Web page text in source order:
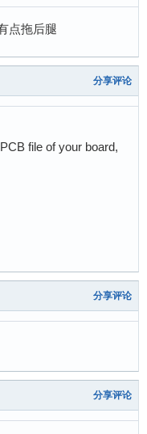
点拖后腿
分享评论
file of your board,
分享评论
分享评论